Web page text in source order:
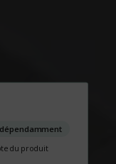
du produit